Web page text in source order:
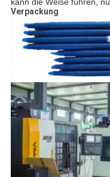
kann die Weise führen,
Verpackung